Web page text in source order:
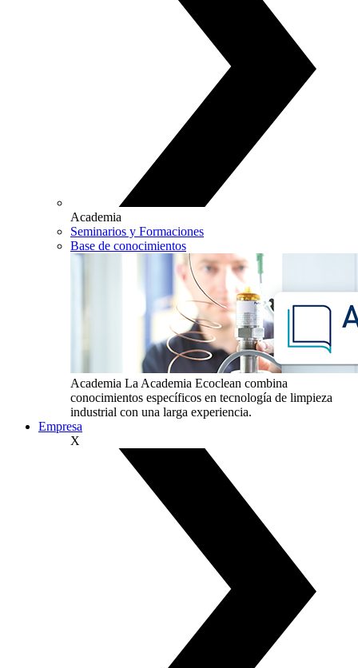
Academia
Seminarios y Formaciones
Base de conocimientos
Academia La Academia Ecoclean combina
conocimientos específicos en tecnología de limpieza
industrial con una larga experiencia.
Empresa
X